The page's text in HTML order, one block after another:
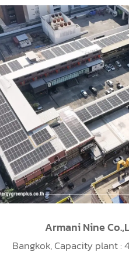
Samut Sakhon, Capacity